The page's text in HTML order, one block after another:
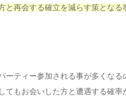
再会する確立を減らす策となる
ティー参加される事が多くなる
もお会いした方と遭遇する確率